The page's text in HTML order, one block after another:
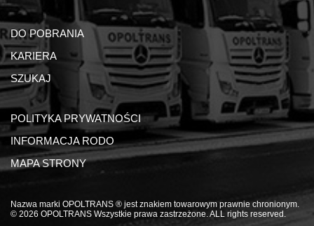
DO POBRANIA
KARIERA
SZUKAJ
POLITYKA PRYWATNOŚCI
INFORMACJA RODO
MAPA STRONY
Nazwa marki OPOLTRANS ® jest znakiem towarowym prawnie chronionym.
© 2026 OPOLTRANS Wszystkie prawa zastrzeżone. ALL rights reserved.